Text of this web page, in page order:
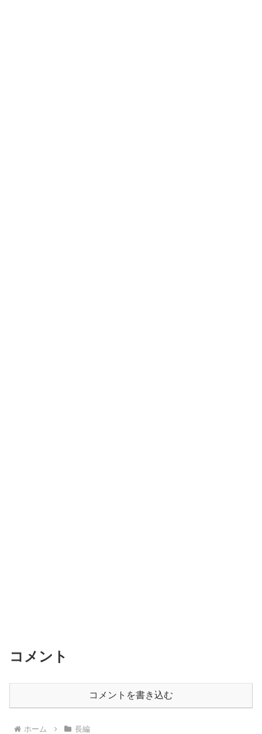
コメント
コメントを書き込む
ホーム 長編